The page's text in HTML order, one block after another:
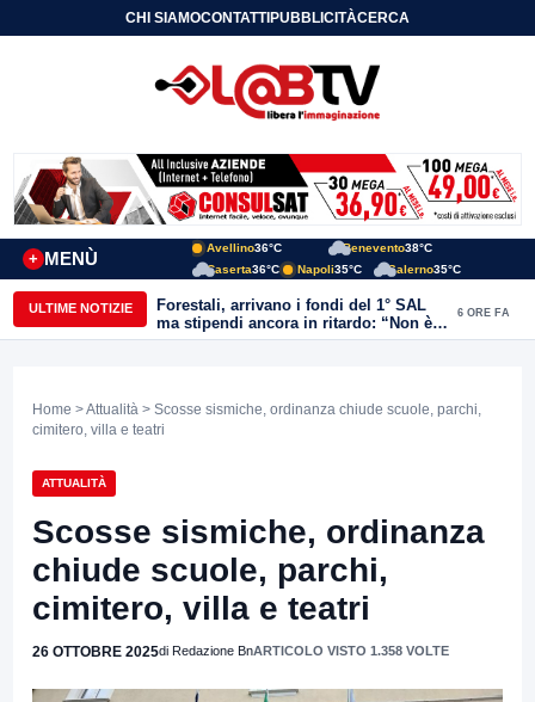
CHI SIAMOCONTATTIPUBBLICITÀCERCA
MENÙ
+
Avellino36°C Benevento38°C
Caserta36°C Napoli35°C Salerno35°C
ULTIME NOTIZIE
Forestali, arrivano i fondi del 1° SAL
ma stipendi ancora in ritardo: “Non è
più sostenibile”
6 ORE FA
Home >Attualità > Scosse sismiche, ordinanza chiude scuole, parchi,
cimitero, villa e teatri
ATTUALITÀ
Scosse sismiche, ordinanza
chiude scuole, parchi,
cimitero, villa e teatri
26 OTTOBRE 2025di Redazione BnARTICOLO VISTO 1.358 VOLTE